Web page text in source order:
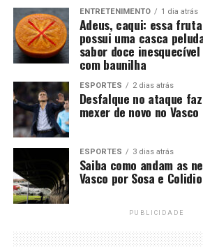
ENTRETENIMENTO 1 dia atrás
Adeus, caqui: essa
possui uma casca
sabor doce
com baunilha
ESPORTES 2 dias atrás
Desfalque no ataque
mexer de novo no Vasco
ESPORTES 3 dias atrás
Saiba como andam as
Vasco por Sosa e Colidio
PUBLICIDADE